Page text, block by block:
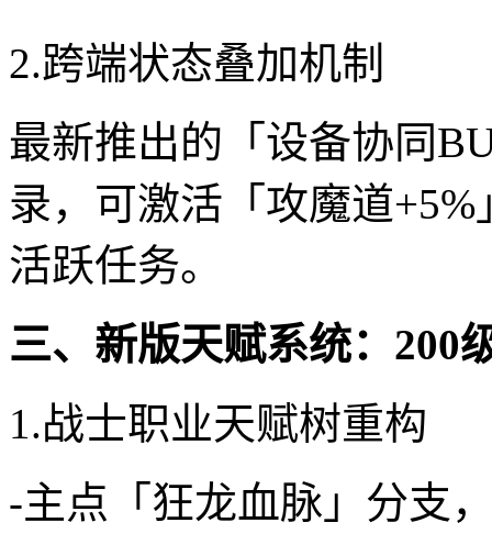
2.跨端状态叠加机制
最新推出的「设备协同
录，可激活「攻魔道
活跃任务。
三、新版天赋系统：200
1.战士职业天赋树重构
-主点「狂龙血脉」分支